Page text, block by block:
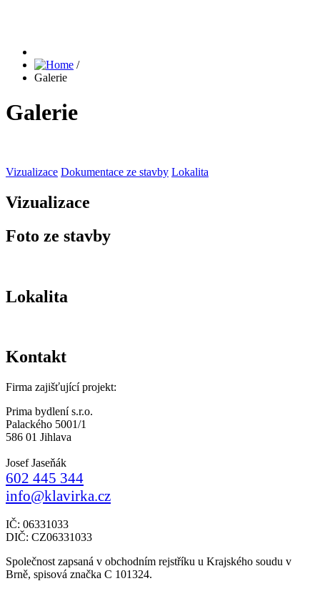
/
Galerie
Galerie
Vizualizace Dokumentace ze stavby Lokalita
Vizualizace
Foto ze stavby
Lokalita
Kontakt
Firma zajišťující projekt:
Prima bydlení s.r.o.
Palackého 5001/1
586 01 Jihlava
Josef Jaseňák
602 445 344
info@klavirka.cz
IČ: 06331033
DIČ: CZ06331033
Společnost zapsaná v obchodním rejstříku u Krajského soudu v
Brně, spisová značka C 101324.